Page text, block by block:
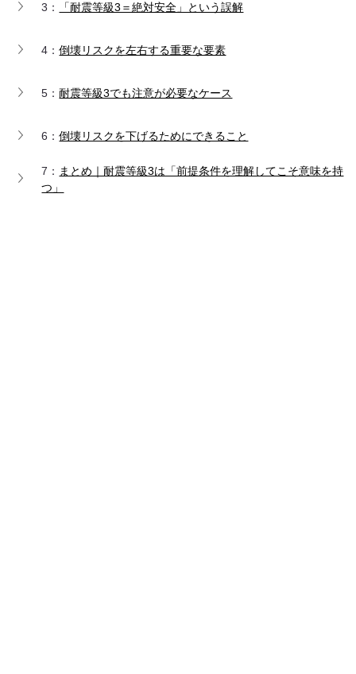
3： 「耐震等級3＝絶対安全」という誤解
4：倒壊リスクを左右する重要な要素
5：耐震等級3でも注意が必要なケース
6：倒壊リスクを下げるためにできること
7： まとめ｜耐震等級3は「前提条件を理解してこそ意味を持
つ」